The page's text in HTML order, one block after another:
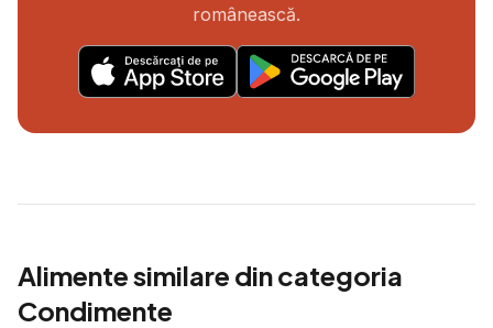
românească.
Alimente similare din categoria
Condimente